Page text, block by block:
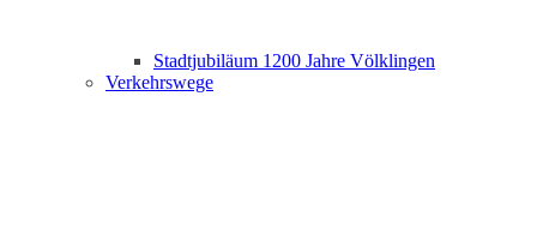
Stadtjubiläum 1200 Jahre Völklingen
Verkehrswege